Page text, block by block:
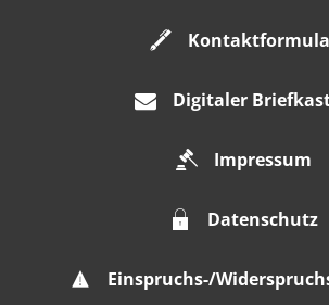
Digitaler
Impressum
Datenschutz
Einspruchs-/